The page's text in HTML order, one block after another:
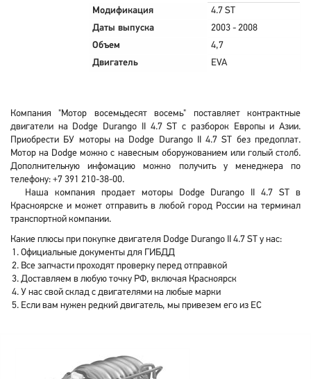
Модификация
4.7 ST
Даты выпуска
2003 - 2008
Объем
4,7
Двигатель
EVA
Компания "Мотор восемьдесят восемь" поставляет контрактные
двигатели на Dodge Durango II 4.7 ST с разборок Европы и Азии.
Приобрести БУ моторы на Dodge Durango II 4.7 ST без предоплат.
Мотор на Dodge можно с навесным оборужованием или голый столб.
Дополнительную инфомацию можно получить у менеджера по
телефону: +7 391 210-38-00.
Наша компания продает моторы Dodge Durango II 4.7 ST в
Красноярске и может отправить в любой город России на терминал
транспортной компании.
Какие плюсы при покупке двигателя Dodge Durango II 4.7 ST у нас:
Официальные документы для ГИБДД
Все запчасти проходят проверку перед отправкой
Доставляем в любую точку РФ, включая Красноярск
У нас свой склад с двигателями на любые марки
Если вам нужен редкий двигатель, мы привезем его из ЕС